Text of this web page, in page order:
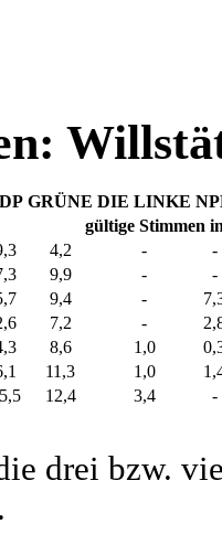
GRÜNE DIE LINKE
gültige Stimmen
4,2 -
-
9,9 -
-
9,4 -
7,2 -
8,6 1,0
11,3 1,0
12,4 3,4 -
drei bzw.